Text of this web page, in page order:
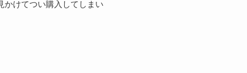
かけてつい購入してしまい